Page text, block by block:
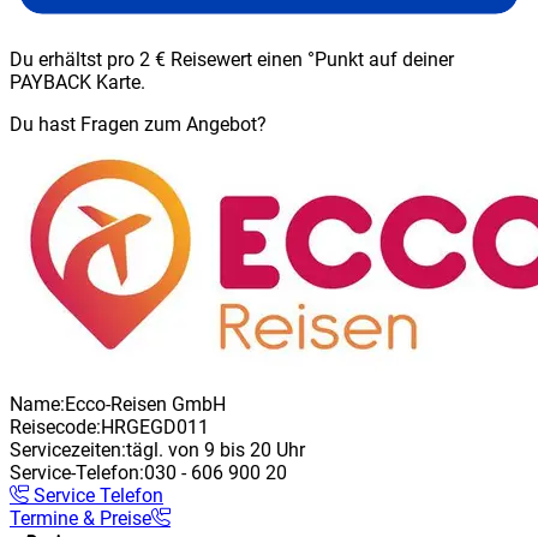
Du erhältst pro 2 € Reisewert einen °Punkt auf deiner
PAYBACK Karte.
Du hast Fragen zum Angebot?
Name:Ecco-Reisen GmbH
Reisecode:HRGEGD011
Servicezeiten:tägl. von 9 bis 20 Uhr
Service-Telefon:030 - 606 900 20
Service Telefon
Termine & Preise